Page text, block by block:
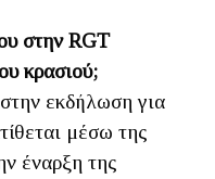
στην RGT
κρασιού;
εκδήλωση για
μέσω της
έναρξη της